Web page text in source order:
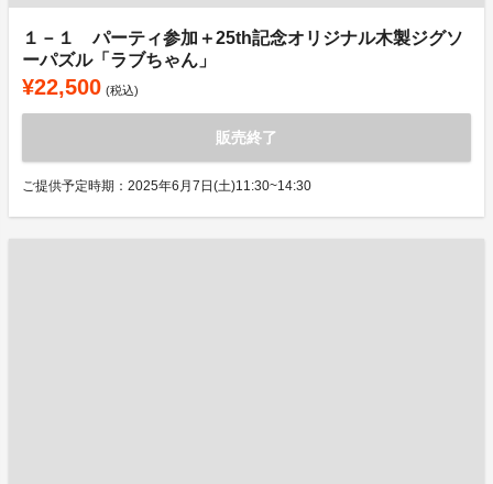
１－１ パーティ参加＋25th記念オリジナル木製ジグソ
ーパズル「ラブちゃん」
¥22,500 (税込)
販売終了
ご提供予定時期：2025年6月7日(土)11:30~14:30